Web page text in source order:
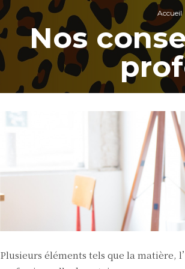
Accueil
Nos
Plusieurs éléments tels que la